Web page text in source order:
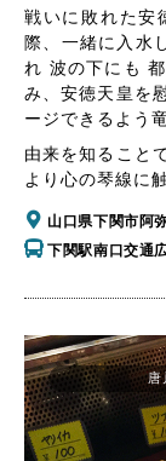
戦いに敗れた安
際、一緒に入水
れ 波の下にも
み、安徳天皇を
ージできるよう
由来を知ること
より心の琴線に
山口県下関市阿
下関駅南口交通
唐